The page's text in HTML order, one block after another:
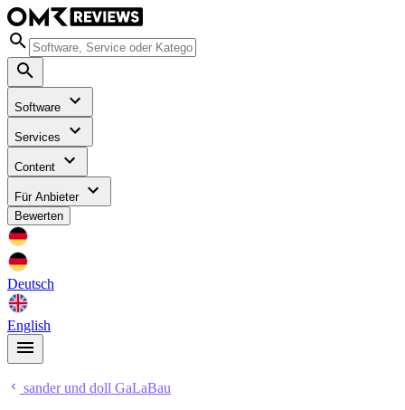
Software
Services
Content
Für Anbieter
Bewerten
Deutsch
English
sander und doll GaLaBau